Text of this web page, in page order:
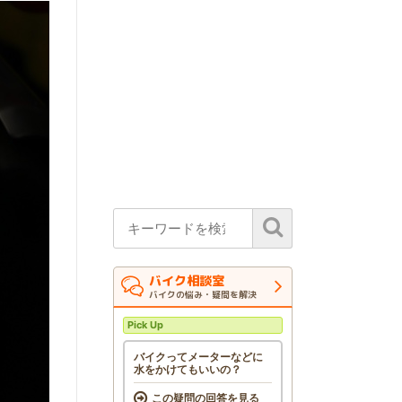
バイク相談室
バイクの悩み・疑問を解決
Pick Up
バイクってメーターなどに
水をかけてもいいの？
この疑問の回答を見る